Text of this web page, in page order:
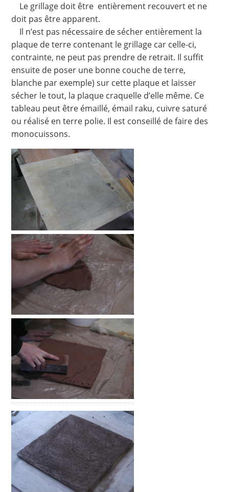
Le grillage doit être entièrement recouvert et ne
doit pas être apparent.
Il n’est pas nécessaire de sécher entièrement la
plaque de terre contenant le grillage car celle-ci,
contrainte, ne peut pas prendre de retrait. Il suffit
ensuite de poser une bonne couche de terre,
blanche par exemple) sur cette plaque et laisser
sécher le tout, la plaque craquelle d’elle même. Ce
tableau peut être émaillé, émail raku, cuivre saturé
ou réalisé en terre polie. Il est conseillé de faire des
monocuissons.